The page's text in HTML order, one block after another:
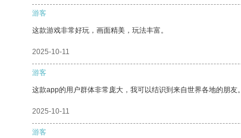
游客
这款游戏非常好玩，画面精美，玩法丰富。
2025-10-11
游客
这款app的用户群体非常庞大，我可以结识到来自世界各地的朋友。
2025-10-11
游客